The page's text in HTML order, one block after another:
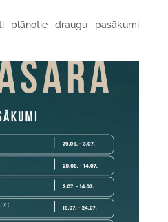
plānotie draugu pasākumi